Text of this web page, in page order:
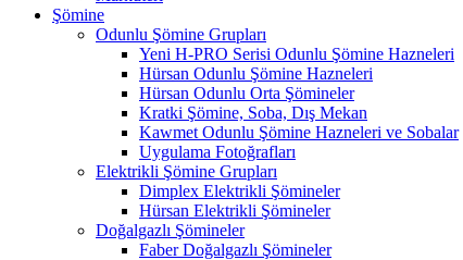
Şömine
Odunlu Şömine Grupları
Yeni H-PRO Serisi Odunlu Şömine Hazneleri
Hürsan Odunlu Şömine Hazneleri
Hürsan Odunlu Orta Şömineler
Kratki Şömine, Soba, Dış Mekan
Kawmet Odunlu Şömine Hazneleri ve Sobalar
Uygulama Fotoğrafları
Elektrikli Şömine Grupları
Dimplex Elektrikli Şömineler
Hürsan Elektrikli Şömineler
Doğalgazlı Şömineler
Faber Doğalgazlı Şömineler